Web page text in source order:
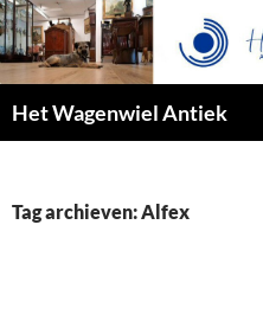
Het Wagenwiel Antiek
Tag archieven: Alfex